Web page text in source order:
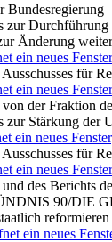
Bundesregierung
zur
Änderung
ein neues
für
ein neues
der Fraktion
zur Stärkung der
ein neues
für
ein neues
des Berichts
90/DIE
reformieren
ein neues